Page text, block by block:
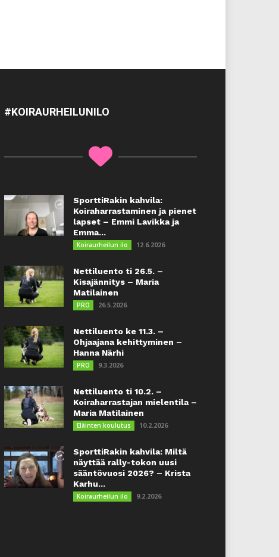
#KOIRAURHEILUNILO
SporttiRakin kahvila:
Koiraharrastaminen ja pienet
lapset – Emmi Lavikka ja
Emma...
Koiraurheilun ilo 12.6.2026
Nettiluento ti 26.5. –
Kisajännitys – Maria
Matilainen
PRO 26.5.2026
Nettiluento ke 11.3. –
Ohjaajana kehittyminen –
Hanna Närhi
PRO 9.3.2026
Nettiluento ti 10.2. –
Koiraharrastajan mielentila –
Maria Matilainen
Eläinten koulutus 10.2.2026
SporttiRakin kahvila: Miltä
näyttää rally-tokon uusi
sääntövuosi 2026? – Krista
Karhu...
Koiraurheilun ilo 9.2.2026